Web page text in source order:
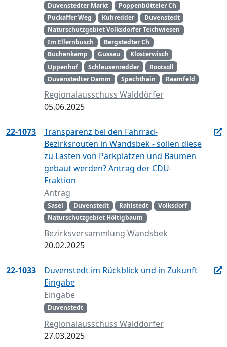
Duvenstedter Markt
Poppenbütteler Ch
Puckaffer Weg
Kuhredder
Duvenstedt
Naturschutzgebiet Volksdorfer Teichwiesen
Im Ellernbusch
Bergstedter Ch
Buchenkamp
Gussau
Klosterwisch
Uppenhof
Schleusenredder
Rootsoll
Duvenstedter Damm
Spechthain Raamfeld
Regionalausschuss Walddörfer
05.06.2025
22-1073
Transparenz bei den Fahrrad-
Bezirksrouten in Wandsbek - sollen diese
zu Lasten von Parkplätzen und Bäumen
gebaut werden? Antrag der CDU-
Fraktion
Antrag
Sasel Duvenstedt Rahlstedt
Volksdorf
Naturschutzgebiet Höltigbaum
Bezirksversammlung Wandsbek
20.02.2025
22-1033
Duvenstedt im Rückblick und in Zukunft
Eingabe
Eingabe
Duvenstedt
Regionalausschuss Walddörfer
27.03.2025